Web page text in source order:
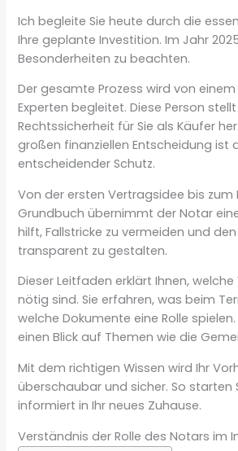
Ich begleite Sie heute durch die
Ihre geplante Investition. Im Jahr
Besonderheiten zu beachten.
Der gesamte Prozess wird von
Experten begleitet. Diese Person
Rechtssicherheit für Sie als Käufer
großen finanziellen Entscheidung ist
entscheidender Schutz.
Von der ersten Vertragsidee bis zum
Grundbuch übernimmt der Notar
hilft, Fallstricke zu vermeiden und
transparent zu gestalten.
Dieser Leitfaden erklärt Ihnen,
nötig sind. Sie erfahren, was beim
welche Dokumente eine Rolle
einen Blick auf Themen wie die
Mit dem richtigen Wissen wird Ihr
überschaubar und sicher. So starten
informiert in Ihr neues Zuhause.
Verständnis der Rolle des Notars im